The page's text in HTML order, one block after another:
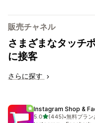
販売チャネル
さまざまなタッチ
に接客
さらに探す
Instagram Shop &
5.05つ星中
(445)
合計レビュー数：445件
•無料プラン